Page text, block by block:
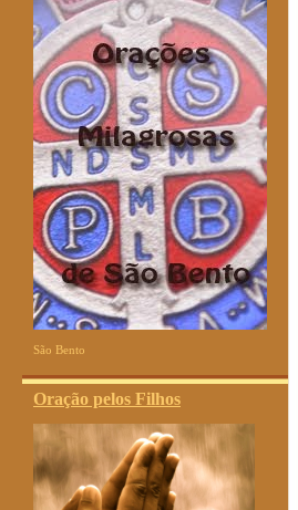
São Bento
Oração pelos Filhos